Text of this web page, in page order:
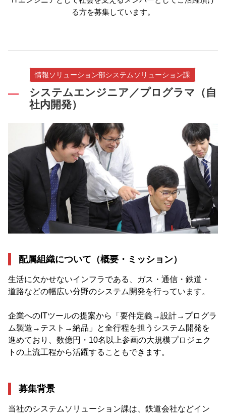
る方を募集しています。
情報ソリューション部システムソリューション課
システムエンジニア／プログラマ（自
社内開発）
配属組織について（概要・ミッション）
生活に欠かせないインフラである、ガス・通信・鉄道・
道路などの幅広い分野のシステム開発を行っています。
企業へのITツールの提案から「要件定義→設計→プログラ
ム製造→テスト→納品」と全行程を担うシステム開発を
進めており、数億円・10名以上参画の大規模プロジェク
トの上流工程から活躍することもできます。
募集背景
当社のシステムソリューション課は、鉄道会社などイン